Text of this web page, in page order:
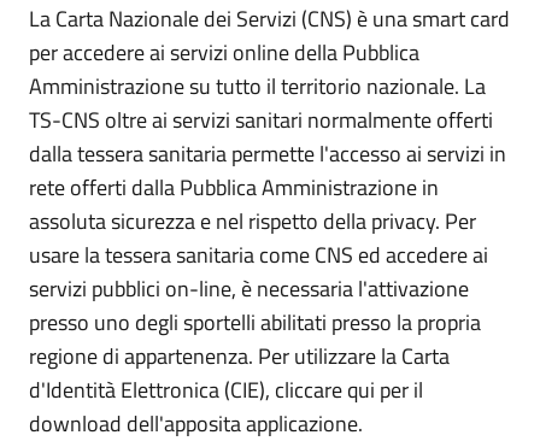
La Carta Nazionale dei Servizi (CNS) è una smart card
per accedere ai servizi online della Pubblica
Amministrazione su tutto il territorio nazionale. La
TS-CNS oltre ai servizi sanitari normalmente offerti
dalla tessera sanitaria permette l'accesso ai servizi in
rete offerti dalla Pubblica Amministrazione in
assoluta sicurezza e nel rispetto della privacy. Per
usare la tessera sanitaria come CNS ed accedere ai
servizi pubblici on-line, è necessaria l'attivazione
presso uno degli sportelli abilitati presso la propria
regione di appartenenza. Per utilizzare la Carta
d'Identità Elettronica (CIE), cliccare qui per il
download dell'apposita applicazione.